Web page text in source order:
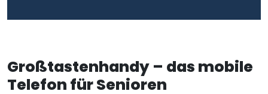
Großtastenhandy – das mobile
Telefon für Senioren